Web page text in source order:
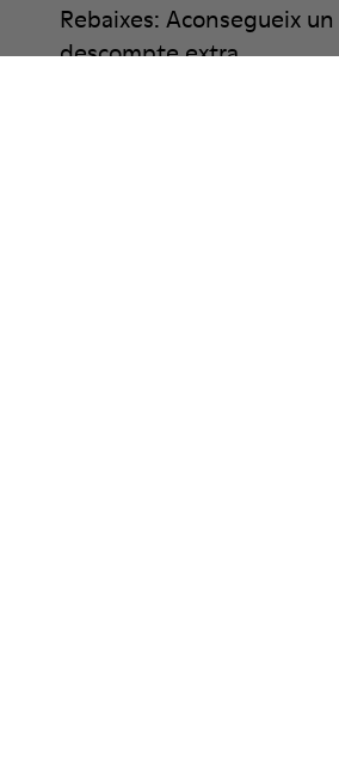
Rebaixes: Aconsegueix un
descompte extra